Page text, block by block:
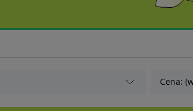
Cena: